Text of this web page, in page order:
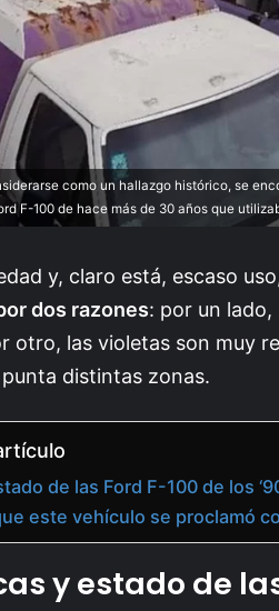
como un hallazgo histórico, se
F-100 de hace más de 30 años que
y, claro está, escaso
dos razones: por un
otro, las violetas son muy
distintas zonas.
de las Ford F-100 de los
este vehículo se proclamó
y estado de las